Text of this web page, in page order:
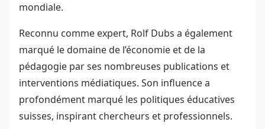
mondiale.
Reconnu comme expert, Rolf Dubs a également
marqué le domaine de l’économie et de la
pédagogie par ses nombreuses publications et
interventions médiatiques. Son influence a
profondément marqué les politiques éducatives
suisses, inspirant chercheurs et professionnels.